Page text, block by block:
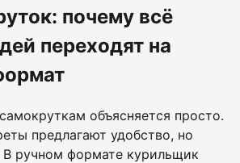
почему всё
переходят на
объясняется просто.
предлагают удобство, но
ручном формате курильщик